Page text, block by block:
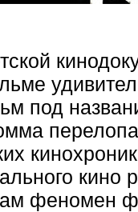
под
кино
феномен